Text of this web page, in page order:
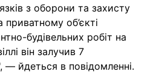
з оборони та захисту
об’єкті
будівельних робіт на
він залучив 7
— йдеться в повідомленні.